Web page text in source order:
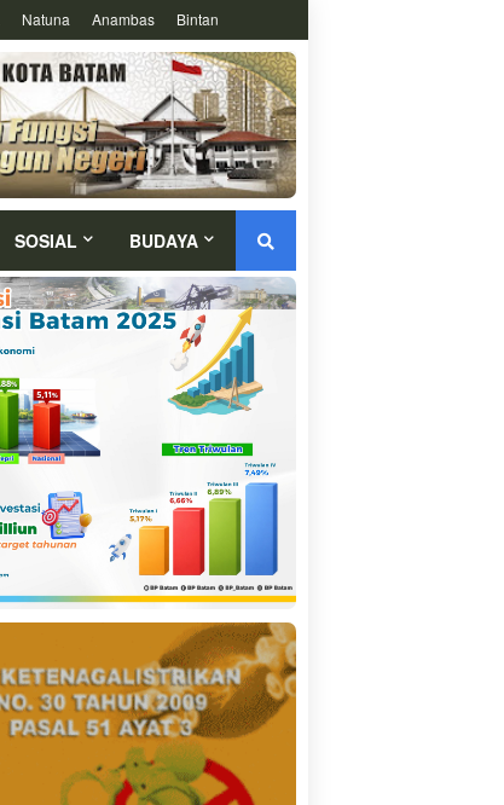
Natuna Anambas Bintan
SOSIAL BUDAYA